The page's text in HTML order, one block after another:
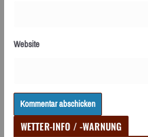
Website
WETTER-INFO / -WARNUNG